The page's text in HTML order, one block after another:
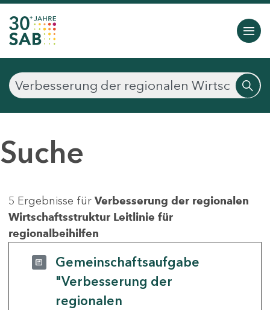
Suche
5 Ergebnisse für Verbesserung der regionalen
Wirtschaftsstruktur Leitlinie für
regionalbeihilfen
Gemeinschaftsaufgabe
"Verbesserung der
regionalen